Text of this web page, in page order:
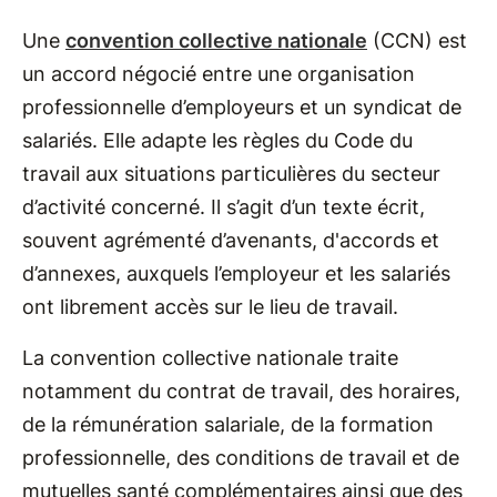
Une convention collective nationale (CCN) est
un accord négocié entre une organisation
professionnelle d’employeurs et un syndicat de
salariés. Elle adapte les règles du Code du
travail aux situations particulières du secteur
d’activité concerné. Il s’agit d’un texte écrit,
souvent agrémenté d’avenants, d'accords et
d’annexes, auxquels l’employeur et les salariés
ont librement accès sur le lieu de travail.
La convention collective nationale traite
notamment du contrat de travail, des horaires,
de la rémunération salariale, de la formation
professionnelle, des conditions de travail et de
mutuelles santé complémentaires ainsi que des